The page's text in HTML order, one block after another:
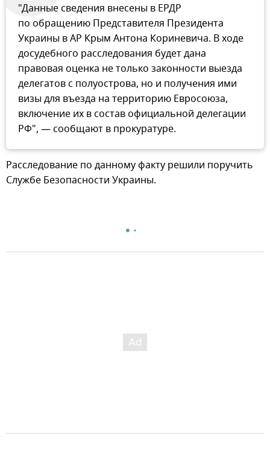
"Данные сведения внесены в ЕРДР
по обращению Представителя Президента
Украины в АР Крым Антона Кориневича. В ходе
досудебного расследования будет дана
правовая оценка не только законности выезда
делегатов с полуострова, но и получения ими
визы для въезда на территорию Евросоюза,
включение их в состав официальной делегации
РФ", — сообщают в прокуратуре.
Расследование по данному факту решили поручить
Службе Безопасности Украины.